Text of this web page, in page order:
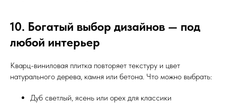
10. Богатый выбор дизайнов — под
любой интерьер
Кварц-виниловая плитка повторяет текстуру и цвет
натурального дерева, камня или бетона. Что можно выбрать:
Дуб светлый, ясень или орех для классики